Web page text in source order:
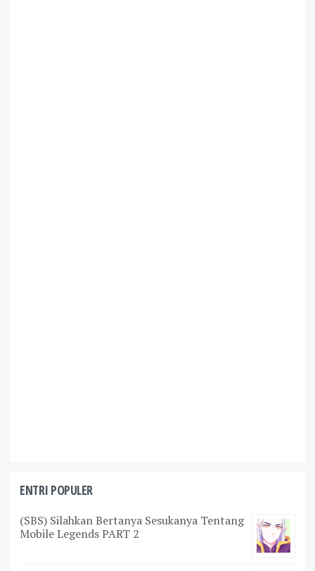
ENTRI POPULER
(SBS) Silahkan Bertanya Sesukanya Tentang
Mobile Legends PART 2